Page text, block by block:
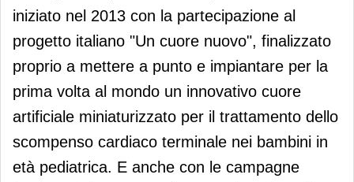
iniziato nel 2013 con la partecipazione al
progetto italiano "Un cuore nuovo", finalizzato
proprio a mettere a punto e impiantare per la
prima volta al mondo un innovativo cuore
artificiale miniaturizzato per il trattamento dello
scompenso cardiaco terminale nei bambini in
età pediatrica. E anche con le campagne